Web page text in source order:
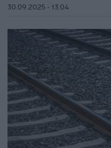
30.09.2025 - 13:04